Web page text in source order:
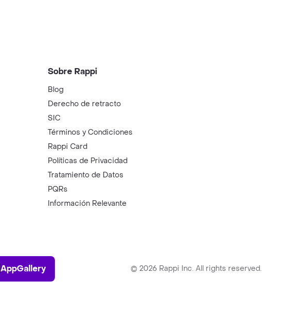
Sobre Rappi
Blog
Derecho de retracto
SIC
Términos y Condiciones
Rappi Card
Políticas de Privacidad
Tratamiento de Datos
PQRs
Información Relevante
AppGallery
AppGallery © 2026 Rappi Inc. All rights reserved.